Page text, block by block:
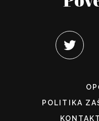
POLITIKA